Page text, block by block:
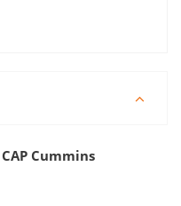
CAP Cummins